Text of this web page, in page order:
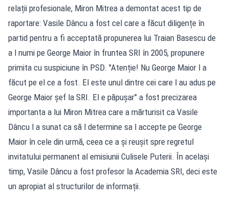
relații profesionale, Miron Mitrea a demontat acest tip de
raportare: Vasile Dâncu a fost cel care a făcut diligențe în
partid pentru a fi acceptată propunerea lui Traian Basescu de
a l numi pe George Maior în fruntea SRI în 2005, propunere
primita cu suspiciune în PSD. "Atenție! Nu George Maior l a
făcut pe el ce a fost. El este unul dintre cei care l au adus pe
George Maior șef la SRI. El e păpușar" a fost precizarea
importanta a lui Miron Mitrea care a mărturisit ca Vasile
Dâncu l a sunat ca să l determine sa l accepte pe George
Maior în cele din urmă, ceea ce a și reușit spre regretul
invitatului permanent al emisiunii Culisele Puterii. În același
timp, Vasile Dâncu a fost profesor la Academia SRI, deci este
un apropiat al structurilor de informații.